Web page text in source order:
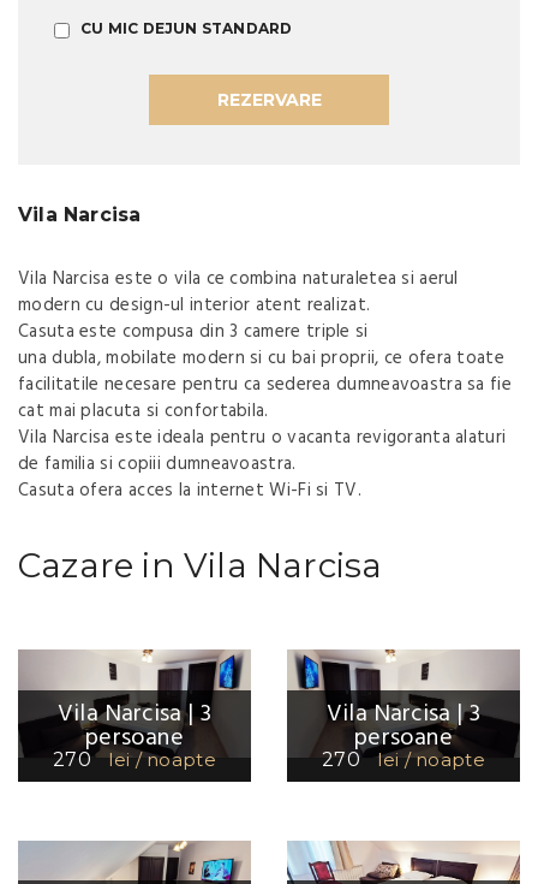
CU MIC DEJUN STANDARD
REZERVARE
Vila Narcisa
Vila Narcisa este o vila ce combina naturaletea si aerul
modern cu design-ul interior atent realizat.
Casuta este compusa din 3 camere triple si
una dubla, mobilate modern si cu bai proprii, ce ofera toate
facilitatile necesare pentru ca sederea dumneavoastra sa fie
cat mai placuta si confortabila.
Vila Narcisa este ideala pentru o vacanta revigoranta alaturi
de familia si copiii dumneavoastra.
Casuta ofera acces la internet Wi-Fi si TV.
Cazare in Vila Narcisa
Vila Narcisa | 3
persoane
270 lei / noapte
Vila Narcisa | 3
persoane
270 lei / noapte